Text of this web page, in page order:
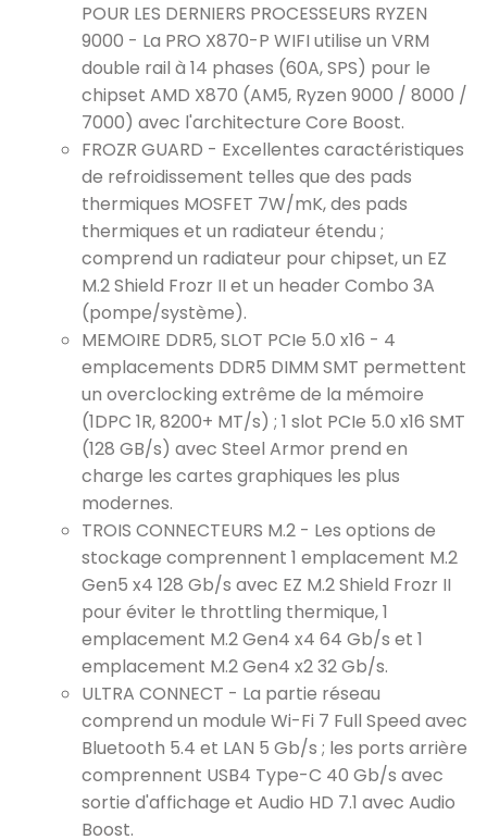
POUR LES DERNIERS PROCESSEURS RYZEN
9000 - La PRO X870-P WIFI utilise un VRM
double rail à 14 phases (60A, SPS) pour le
chipset AMD X870 (AM5, Ryzen 9000 / 8000 /
7000) avec l'architecture Core Boost.
FROZR GUARD - Excellentes caractéristiques
de refroidissement telles que des pads
thermiques MOSFET 7W/mK, des pads
thermiques et un radiateur étendu ;
comprend un radiateur pour chipset, un EZ
M.2 Shield Frozr II et un header Combo 3A
(pompe/système).
MEMOIRE DDR5, SLOT PCIe 5.0 x16 - 4
emplacements DDR5 DIMM SMT permettent
un overclocking extrême de la mémoire
(1DPC 1R, 8200+ MT/s) ; 1 slot PCIe 5.0 x16 SMT
(128 GB/s) avec Steel Armor prend en
charge les cartes graphiques les plus
modernes.
TROIS CONNECTEURS M.2 - Les options de
stockage comprennent 1 emplacement M.2
Gen5 x4 128 Gb/s avec EZ M.2 Shield Frozr II
pour éviter le throttling thermique, 1
emplacement M.2 Gen4 x4 64 Gb/s et 1
emplacement M.2 Gen4 x2 32 Gb/s.
ULTRA CONNECT - La partie réseau
comprend un module Wi-Fi 7 Full Speed avec
Bluetooth 5.4 et LAN 5 Gb/s ; les ports arrière
comprennent USB4 Type-C 40 Gb/s avec
sortie d'affichage et Audio HD 7.1 avec Audio
Boost.